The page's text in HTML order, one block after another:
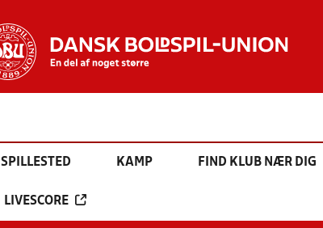
SPILLESTED KAMP FIND KLUB NÆR DIG
LIVESCORE